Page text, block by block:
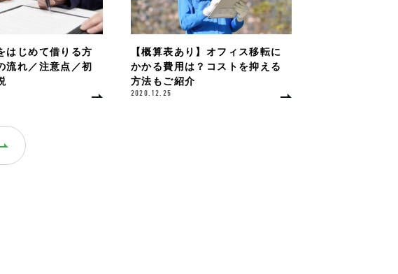
はじめて借りる方
流れ／注意点／初
【概算表あり】オフィス移転に
かかる費用は？コストを抑える
方法もご紹介
2020.12.25